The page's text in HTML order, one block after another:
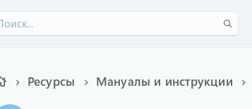
Ресурсы Мануалы и инструкции